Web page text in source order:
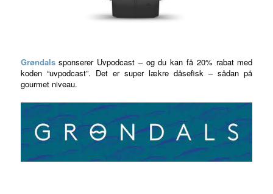
Grøndalssponserer Uvpodcast – og du kan få 20% rabat med
koden “uvpodcast”. Det er super lækre dåsefisk – sådan på
gourmet niveau.